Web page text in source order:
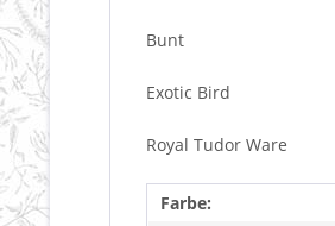
Bunt
Exotic Bird
Royal Tudor Ware
Farbe: